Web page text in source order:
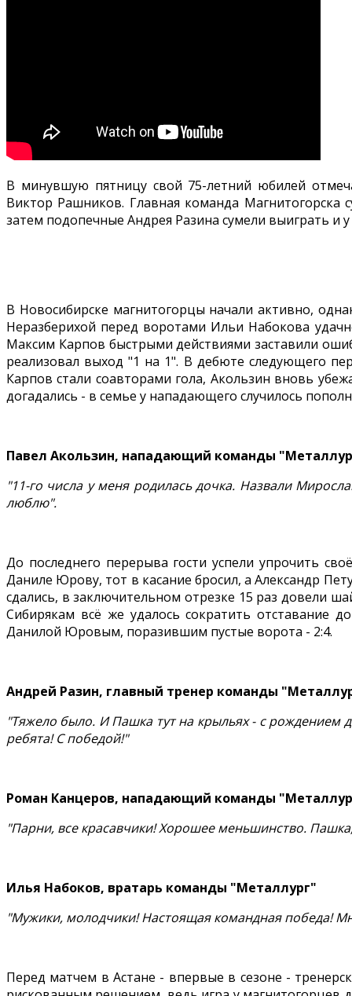
В минувшую пятницу свой 75-летний юбилей
Виктор Рашников. Главная команда Магнитогорска
затем подопечные Андрея Разина сумели выиграть и
В Новосибирске магнитогорцы начали активно,
Неразберихой перед воротами Ильи Набокова
Максим Карпов быстрыми действиями заставили
реализовал выход "1 на 1". В дебюте следующего
Карпов стали соавторами гола, Акользин вновь
догадались - в семье у нападающего случилось
Павел Акользин, нападающий команды
"11-го числа у меня родилась дочка. Назвали
люблю".
До последнего перерыва гости успели упрочить
Даниле Юрову, тот в касание бросил, а Александр
сдались, в заключительном отрезке 15 раз довели
Сибирякам всё же удалось сократить отставание
Данилой Юровым, поразившим пустые ворота - 2:4.
Андрей Разин, главный тренер команды
"Тяжело было. И Пашка тут на крыльях - с рождением
ребята! С победой!"
Роман Канцеров, нападающий команды
"Парни, все красавчики! Хорошее меньшинство.
Илья Набоков, вратарь команды "Металлург"
"Мужики, молодчики! Настоящая командная победа!
Перед матчем в Астане - впервые в сезоне -